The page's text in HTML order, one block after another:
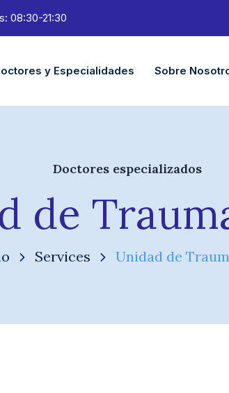
08:30-21:30
y Especialidades Sobre
Doctores especializados
de
Services Unidad de